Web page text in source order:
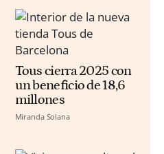
Tous cierra 2025 con
un beneficio de 18,6
millones
Miranda Solana